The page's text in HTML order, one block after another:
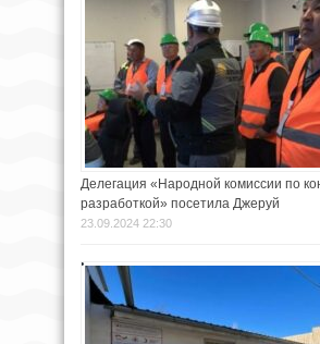
Делегация «Народной комиссии по
разработкой» посетила Джеруй
23.09.2024 22:30